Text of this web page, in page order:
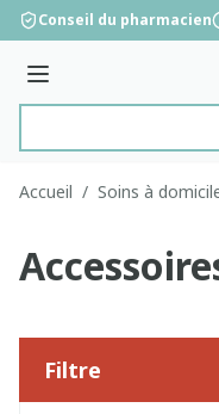
Aller au contenu
Conseil du pharmacien
Menu
Accueil / Soins à
Filtre